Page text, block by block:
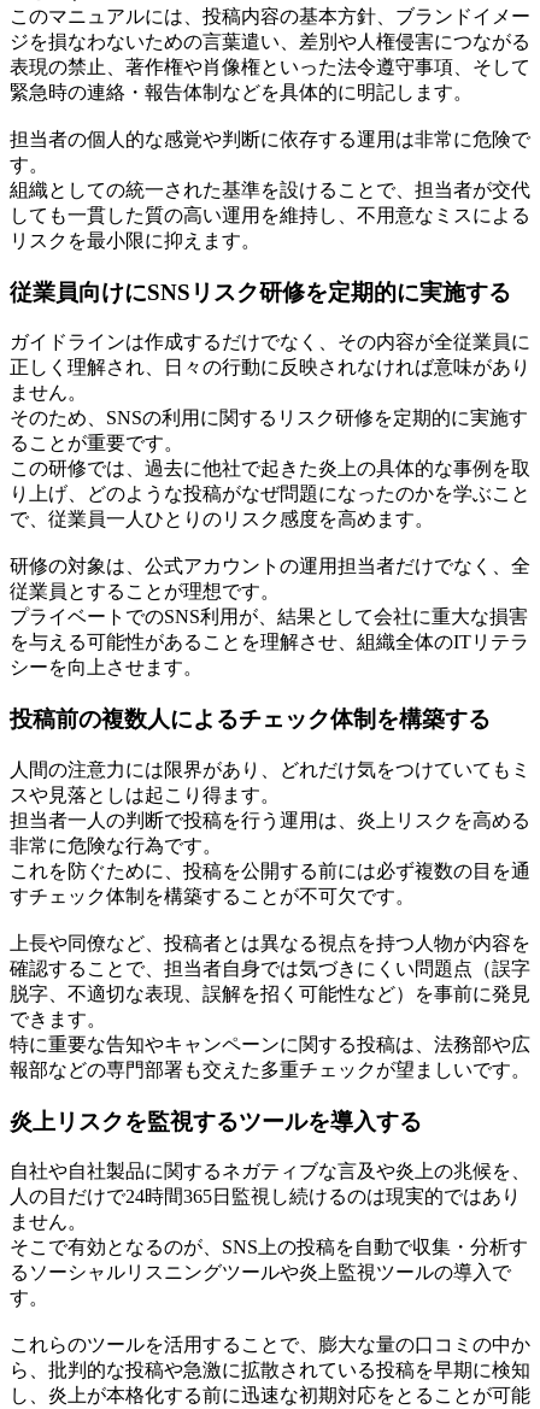
このマニュアルには、投稿内容の基本方針、ブランドイメー
ジを損なわないための言葉遣い、差別や人権侵害につながる
表現の禁止、著作権や肖像権といった法令遵守事項、そして
緊急時の連絡・報告体制などを具体的に明記します。
担当者の個人的な感覚や判断に依存する運用は非常に危険で
す。
組織としての統一された基準を設けることで、担当者が交代
しても一貫した質の高い運用を維持し、不用意なミスによる
リスクを最小限に抑えます。
従業員向けにSNSリスク研修を定期的に実施する
ガイドラインは作成するだけでなく、その内容が全従業員に
正しく理解され、日々の行動に反映されなければ意味があり
ません。
そのため、SNSの利用に関するリスク研修を定期的に実施す
ることが重要です。
この研修では、過去に他社で起きた炎上の具体的な事例を取
り上げ、どのような投稿がなぜ問題になったのかを学ぶこと
で、従業員一人ひとりのリスク感度を高めます。
研修の対象は、公式アカウントの運用担当者だけでなく、全
従業員とすることが理想です。
プライベートでのSNS利用が、結果として会社に重大な損害
を与える可能性があることを理解させ、組織全体のITリテラ
シーを向上させます。
投稿前の複数人によるチェック体制を構築する
人間の注意力には限界があり、どれだけ気をつけていてもミ
スや見落としは起こり得ます。
担当者一人の判断で投稿を行う運用は、炎上リスクを高める
非常に危険な行為です。
これを防ぐために、投稿を公開する前には必ず複数の目を通
すチェック体制を構築することが不可欠です。
上長や同僚など、投稿者とは異なる視点を持つ人物が内容を
確認することで、担当者自身では気づきにくい問題点（誤字
脱字、不適切な表現、誤解を招く可能性など）を事前に発見
できます。
特に重要な告知やキャンペーンに関する投稿は、法務部や広
報部などの専門部署も交えた多重チェックが望ましいです。
炎上リスクを監視するツールを導入する
自社や自社製品に関するネガティブな言及や炎上の兆候を、
人の目だけで24時間365日監視し続けるのは現実的ではあり
ません。
そこで有効となるのが、SNS上の投稿を自動で収集・分析す
るソーシャルリスニングツールや炎上監視ツールの導入で
す。
これらのツールを活用することで、膨大な量の口コミの中か
ら、批判的な投稿や急激に拡散されている投稿を早期に検知
し、炎上が本格化する前に迅速な初期対応をとることが可能